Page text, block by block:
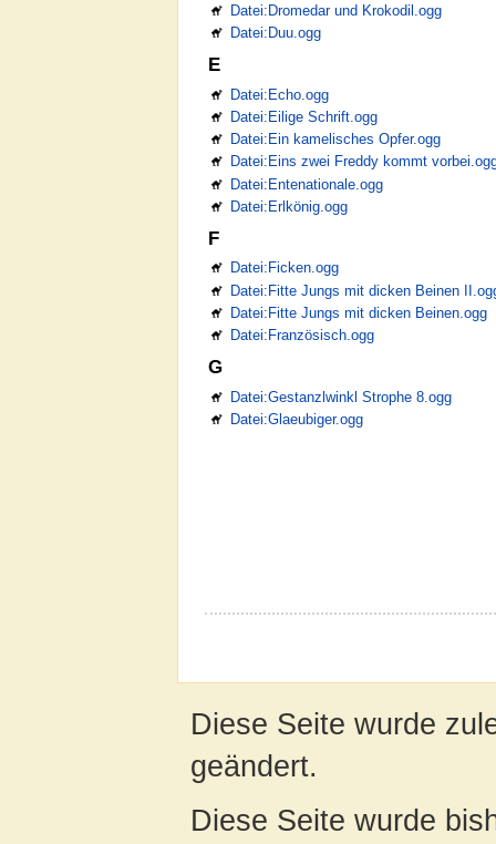
Datei:Dromedar und Krokodil.ogg
Datei:Duu.ogg
E
Datei:Echo.ogg
Datei:Eilige Schrift.ogg
Datei:Ein kamelisches Opfer.ogg
Datei:Eins zwei Freddy kommt
Datei:Entenationale.ogg
Datei:Erlkönig.ogg
F
Datei:Ficken.ogg
Datei:Fitte Jungs mit dicken Beinen
Datei:Fitte Jungs mit dicken Beinen.ogg
Datei:Französisch.ogg
G
Datei:Gestanzlwinkl Strophe 8.ogg
Datei:Glaeubiger.ogg
Diese Seite wurde
geändert.
Diese Seite wurde